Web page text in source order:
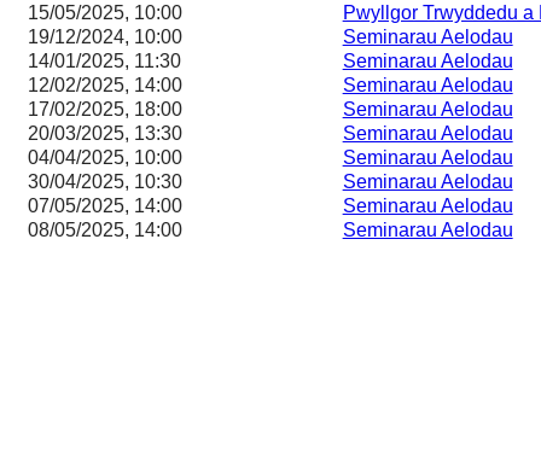
15/05/2025, 10:00
Pwyllgor Trwyddedu a
19/12/2024, 10:00
Seminarau Aelodau
14/01/2025, 11:30 Seminarau Aelodau
12/02/2025, 14:00 Seminarau Aelodau
17/02/2025, 18:00 Seminarau Aelodau
20/03/2025, 13:30 Seminarau Aelodau
04/04/2025, 10:00 Seminarau Aelodau
30/04/2025, 10:30 Seminarau Aelodau
07/05/2025, 14:00 Seminarau Aelodau
08/05/2025, 14:00 Seminarau Aelodau